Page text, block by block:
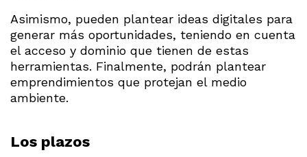
Asimismo, pueden plantear ideas digitales para
generar más oportunidades, teniendo en cuenta
el acceso y dominio que tienen de estas
herramientas. Finalmente, podrán plantear
emprendimientos que protejan el medio
ambiente.
Los plazos